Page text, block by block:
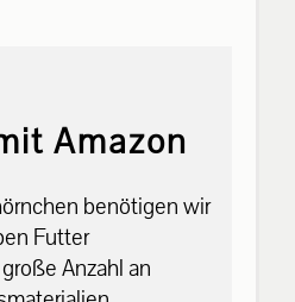
Amazon
benötigen wir
Futter
Anzahl an